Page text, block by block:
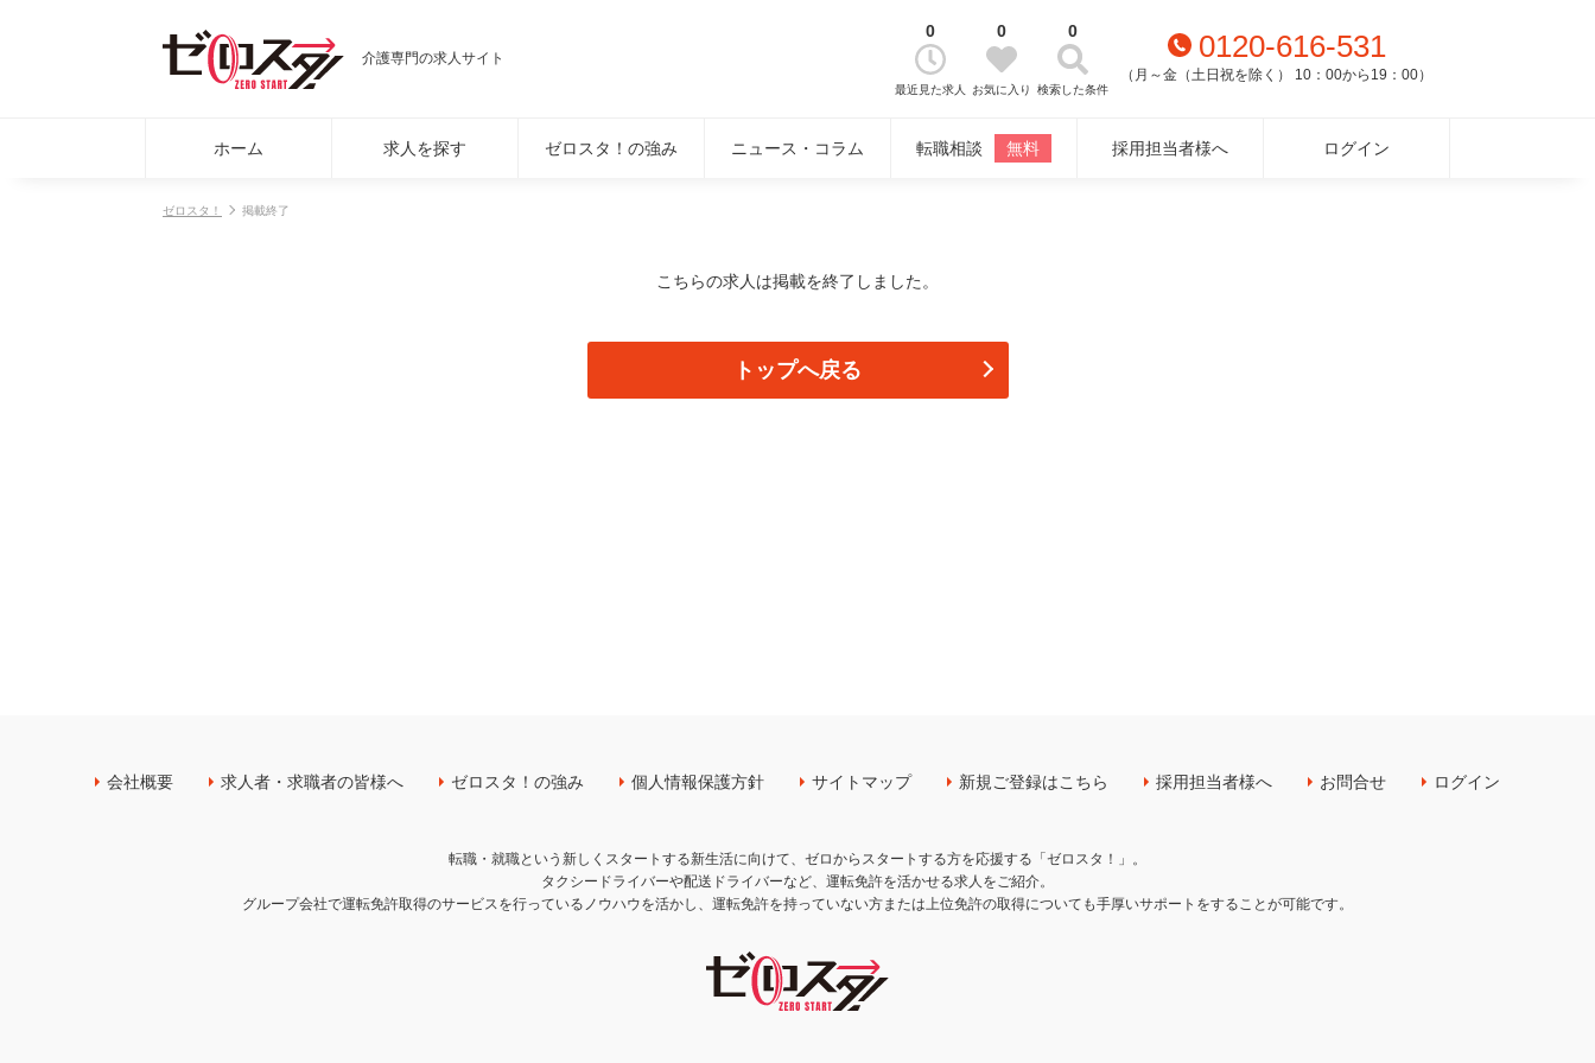
介護専門の求人サイト
0
最近見た求人
0
お気に入り
0
検索した条件
0120-616-531
（月～金（土日祝を除く） 10：00から19：00）
ホーム 求人を探す ゼロスタ！の強み ニュース・コラム 転職相談 無料 採用担当者様へ ログイン
ゼロスタ！ 掲載終了
こちらの求人は掲載を終了しました。
トップへ戻る
会社概要 求人者・求職者の皆様へ ゼロスタ！の強み 個人情報保護方針 サイトマップ 新規ご登録はこちら 採用担当者様へ お問合せ ログイン
転職・就職という新しくスタートする新生活に向けて、ゼロからスタートする方を応援する「ゼロスタ！」。
タクシードライバーや配送ドライバーなど、運転免許を活かせる求人をご紹介。
グループ会社で運転免許取得のサービスを行っているノウハウを活かし、運転免許を持っていない方または上位免許の取得についても手厚いサポートをすることが可能です。